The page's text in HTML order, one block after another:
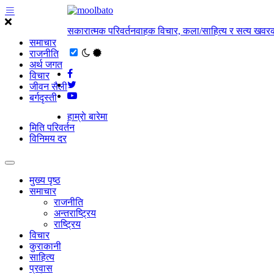
समाचार
राजनीति
अर्थ जगत
विचार
जीवन सैली
बर्गदृस्ती
सकारात्मक परिवर्तनवाहक विचार, कला/साहित्य र सत्य
हाम्राे बारेमा
मिति परिवर्तन
विनिमय दर
मुख्य पृष्ठ
समाचार
राजनीति
अन्तराष्ट्रिय
राष्ट्रिय
विचार
कुराकानी
साहित्य
प्रवास